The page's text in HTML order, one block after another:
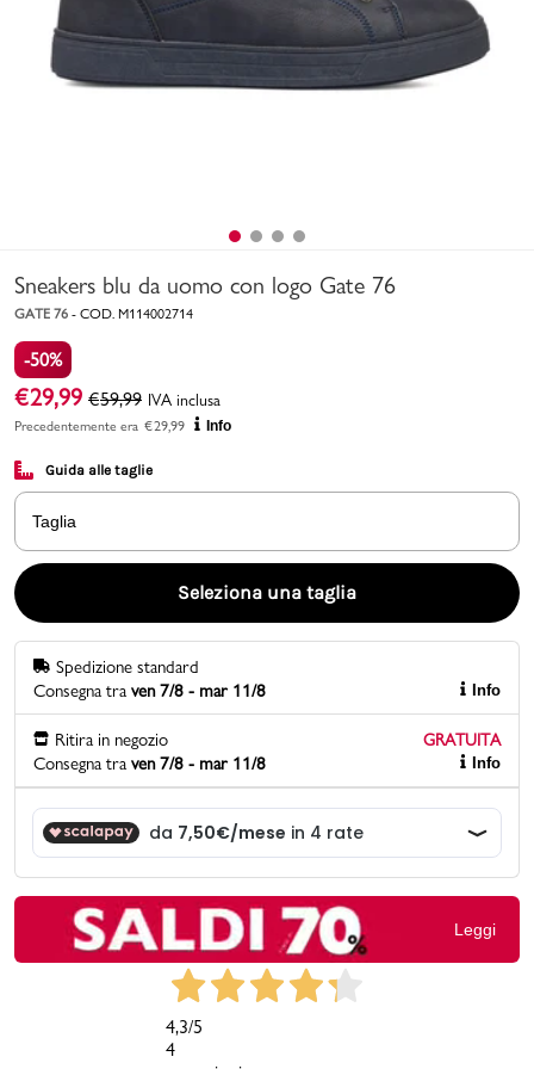
Uomo Bambino
Marchi
Accedi | Registrati
Carrello
Promo & News
negozi
contatti
pcard
Gift card
Sneakers blu da uomo con logo Gate 76
GATE 76 - COD. M114002714
-50%
€29,99 €59,99 IVA inclusa
Precedentemente era €29,99 Info
Guida alle taglie
Taglia
Seleziona una taglia
Spedizione standard
Consegna tra ven 7/8 - mar 11/8 Info
Ritira in negozio
GRATUITA
Consegna tra ven 7/8 - mar 11/8 Info
Leggi
4,3/5
4